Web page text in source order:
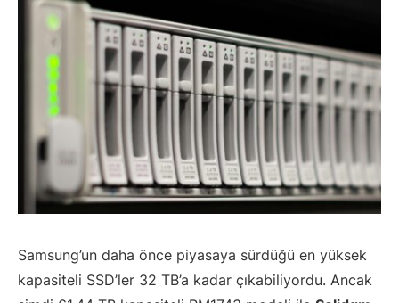
Samsung’un daha önce piyasaya sürdüğü en yüksek
kapasiteli SSD’ler 32 TB’a kadar çıkabiliyordu. Ancak